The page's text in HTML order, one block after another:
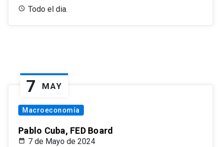
Todo el dia.
7 MAY
Macroeconomía
Pablo Cuba, FED Board
7 de Mayo de 2024